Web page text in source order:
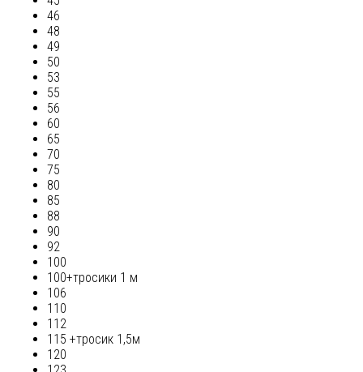
46
48
49
50
53
55
56
60
65
70
75
80
85
88
90
92
100
100+тросики 1 м
106
110
112
115 +тросик 1,5м
120